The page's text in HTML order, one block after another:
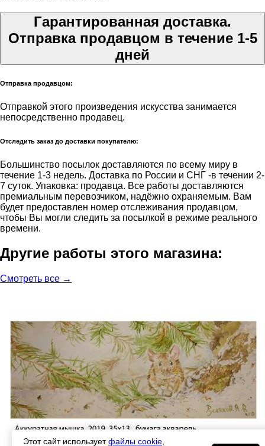
Гарантированная доставка.
Отправка продавцом в течение 1-5
дней
Отправка продавцом:
Отправкой этого произведения искусства занимается
непосредственно продавец.
Отследить заказ до доставки покупателю:
Большинство посылок доставляются по всему миру в
течение 1-3 недель. Доставка по России и СНГ -в течении 2-
7 суток. Упаковка: продавца. Все работы доставляются
премиальным перевозчиком, надёжно охраняемым. Вам
будет предоставлен номер отслеживания продавцом,
чтобы Вы могли следить за посылкой в режиме реального
времени.
Другие работы этого магазина:
Смотреть все →
Этот сайт используетфайлы cookie